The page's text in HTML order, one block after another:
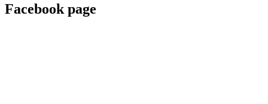
Facebook page